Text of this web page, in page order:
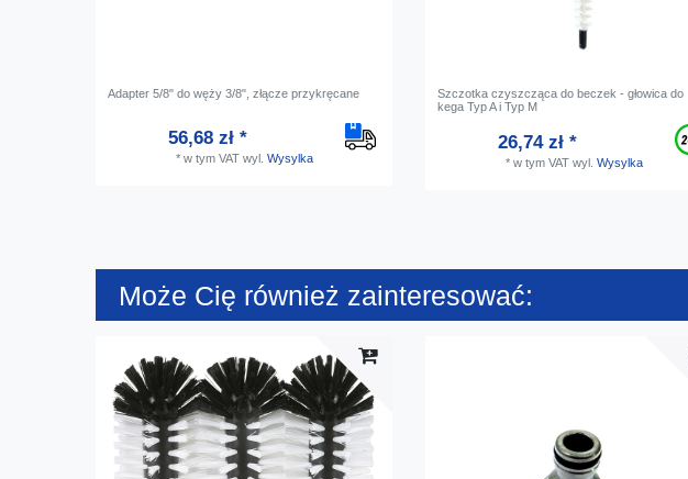
Adapter 5/8" do węży 3/8", złącze przykręcane
56,68 zł *
* w tym VATwyl. Wysylka
Szczotka czyszcząca do beczek - głowica do
kega Typ A i Typ M
26,74 zł *
* w tym VATwyl. Wysylka
Może Cię również zainteresować: